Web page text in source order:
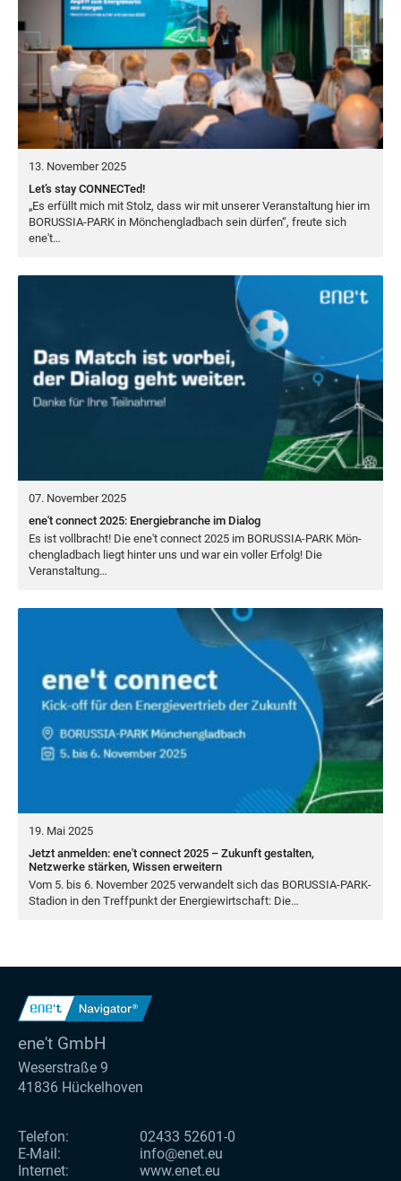
13. November 2025
Let’s stay CONNECTed!
„Es erfüllt mich mit Stolz, dass wir mit unse­rer Ver­an­stal­tung hier im
BORUS­SIA-PARK in Mön­chen­glad­bach sein dür­fen“, freu­te sich
ene't…
07. November 2025
ene't connect 2025: Energiebranche im Dialog
Es ist voll­bracht! Die ene't con­nect 2025 im BORUS­SIA-PARK Mön­
chen­glad­bach liegt hin­ter uns und war ein vol­ler Erfolg! Die
Veranstaltung…
19. Mai 2025
Jetzt anmelden: ene't connect 2025 – Zukunft gestalten,
Netzwerke stärken, Wissen erweitern
Vom 5. bis 6. Novem­ber2025 ver­wan­delt sich das BORUS­SIA-PARK-
Sta­di­on in den Treff­punkt der Ener­gie­wirt­schaft: Die…
ene't GmbH
Weserstraße 9
41836 Hückelhoven
Telefon:
02433 52601-0
E-Mail:
info@enet.eu
Internet:
www.enet.eu